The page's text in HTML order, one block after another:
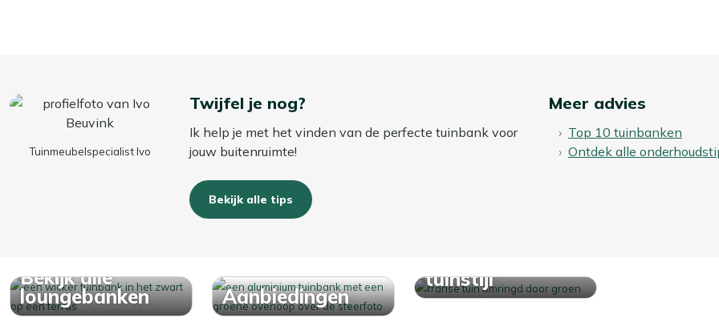
Tuinmeubelspecialist Ivo
Twijfel je nog?
Ik help je met het vinden van de perfecte tuinbank voor
jouw buitenruimte!
Bekijk alle tips
Meer advies
Top 10 tuinbanken
Ontdek alle
Bekijk alle
loungebanken
Aanbiedingen
tuinstijl